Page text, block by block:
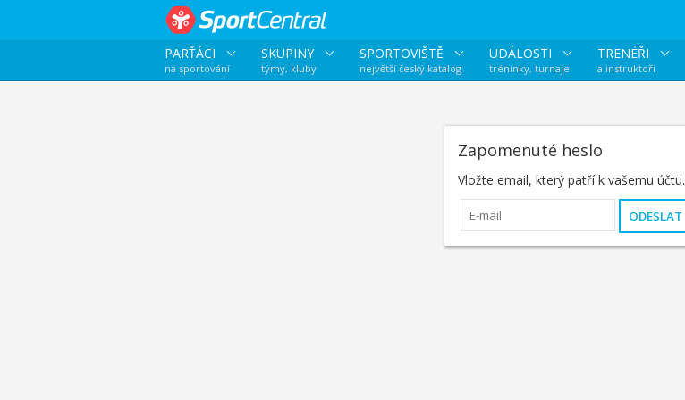
PARŤÁCI
na sportování
SKUPINY
týmy, kluby
SPORTOVIŠTĚ
největší český katalog
UDÁLOSTI
tréninky, turnaje
TRENÉŘI
a instruktoři
Zapomenuté heslo
Vložte email, který patří k vašemu účtu.